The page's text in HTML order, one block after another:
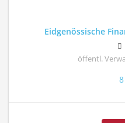
Eidgenössische
öffentl.